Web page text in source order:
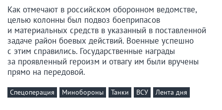
Как отмечают в российском оборонном ведомстве,
целью колонны был подвоз боеприпасов
и материальных средств в указанный в поставленной
задаче район боевых действий. Военные успешно
с этим справились. Государственные награды
за проявленный героизм и отвагу им были вручены
прямо на передовой.
Спецоперация Минобороны Танки ВСУ Лента дня